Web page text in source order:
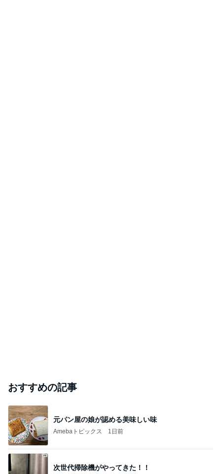
おすすめの記事
元パン屋の娘が認める美味しい味
Amebaトピックス 1日前
次世代掃除機がやってきた！！